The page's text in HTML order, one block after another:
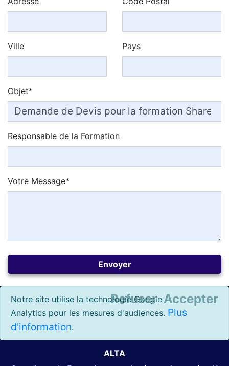
Ville Pays
Objet*
Responsable de la Formation
Votre Message*
Notre site utilise la technologie Google
Analytics pour les mesures d'audiences. Plus
d'information.
Accepter
Refuser
ALTA